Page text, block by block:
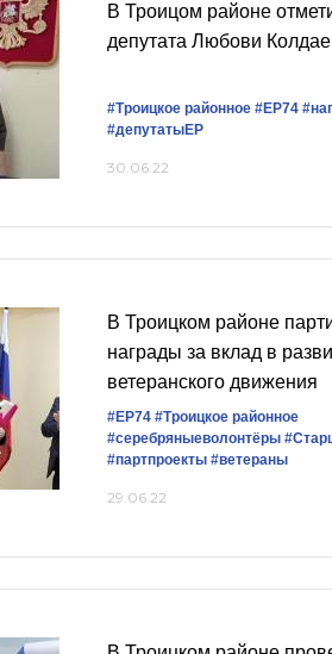
В Троицом районе
депутата Любови
#Троицкое районное #ЕР74
#депутатыЕР
30.06.22
В Троицком районе
награды за вклад в
ветеранского движения
#ЕР74 #Троицкое районное
#серебряныеволонтёры
#партпроекты #ветераны
29.06.22